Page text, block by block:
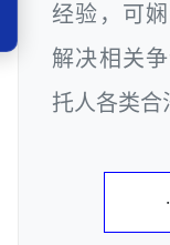
经验，可
解决相关
托人各类合